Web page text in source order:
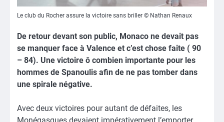
Le club du Rocher assure la victoire sans briller © Nathan Renaux
De retour devant son public, Monaco ne devait pas
se manquer face à Valence et c’est chose faite ( 90
– 84). Une victoire ô combien importante pour les
hommes de Spanoulis afin de ne pas tomber dans
une spirale négative.
Avec deux victoires pour autant de défaites, les